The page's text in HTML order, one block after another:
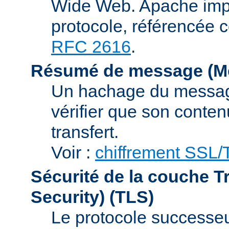
Wide Web. Apache
protocole, référencée
RFC 2616.
Résumé de message
Un hachage du
vérifier que son
transfert.
Voir : chiffrement SSL/
Sécurité de la couche
Security) (TLS)
Le protocole